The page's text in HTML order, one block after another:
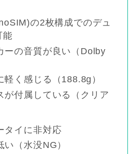
の2枚構成でのデュ
能
ーの音質が良い（Dolby
軽く感じる（188.8g）
が付属している（クリア
タイに非対応
い（水没NG）